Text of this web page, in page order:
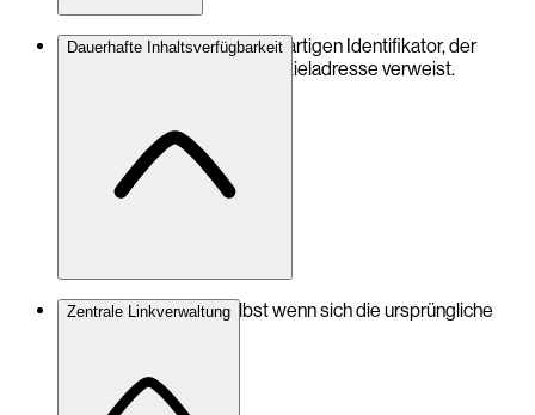
Jede URL erhält einen einzigartigen Identifikator, der
zuverlässig auf die korrekte Zieladresse verweist.
Dauerhafte Inhaltsverfügbarkeit
Links bleiben gültig, selbst wenn sich die ursprüngliche
Zentrale Linkverwaltung